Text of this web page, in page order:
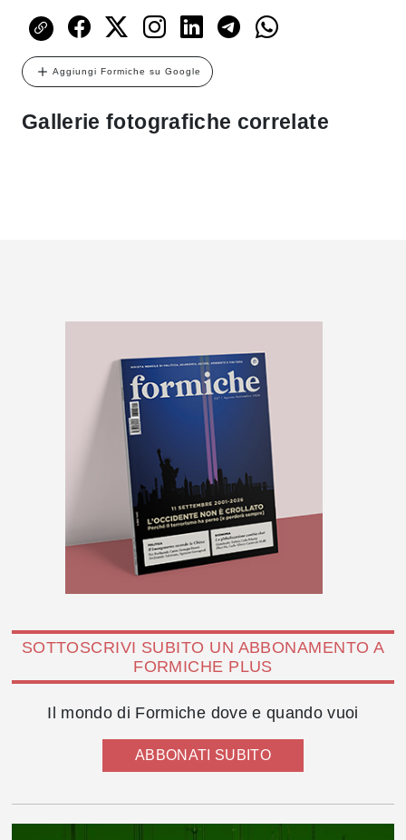
Aggiungi Formiche su Google
Gallerie fotografiche correlate
SOTTOSCRIVI SUBITO UN ABBONAMENTO A
FORMICHE PLUS
Il mondo di Formiche dove e quando vuoi
ABBONATI SUBITO